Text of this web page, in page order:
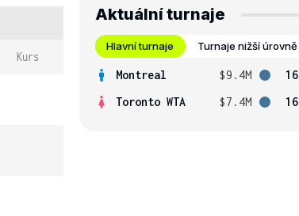
Kurs
Aktuální turnaje
Hlavní turnaje Turnaje nižší úrovně
Montreal $9.4M
16
Toronto WTA
$7.4M 16